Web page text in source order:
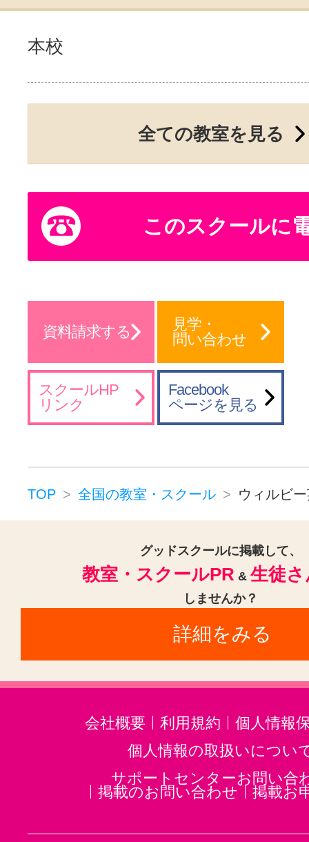
本校
全ての教室を見る
このスクールに
資料請求する
見学・
問い合わせ
スクールHP
リンク
Facebook
ページを見る
TOP 全国の教室・スクール ウィルビ
グッドスクールに掲載して、
教室・スクールPR & 生徒
しませんか？
詳細をみる
会社概要 利用規約
個人情報
個人情報の取扱いについ
サポートセンターお問い合
掲載のお問い合わせ
掲載お